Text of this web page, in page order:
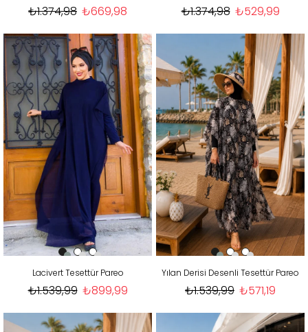
₺669,98
₺1.374,98 ₺529,99
₺1.374,98
Lacivert Tesettür Pareo
₺899,99
₺1.539,99
Yılan Derisi Desenli Tesettür Pareo
₺571,19
₺1.539,99